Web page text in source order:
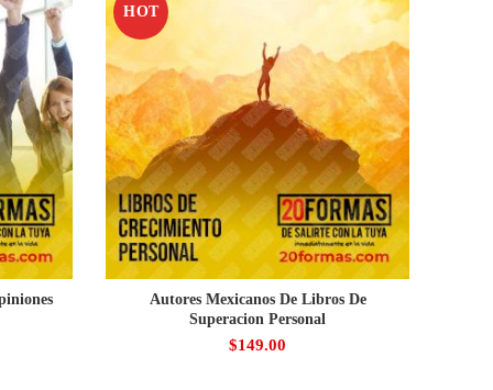
HOT
Autores Mexicanos De Libros De
Superacion Personal
$149.00